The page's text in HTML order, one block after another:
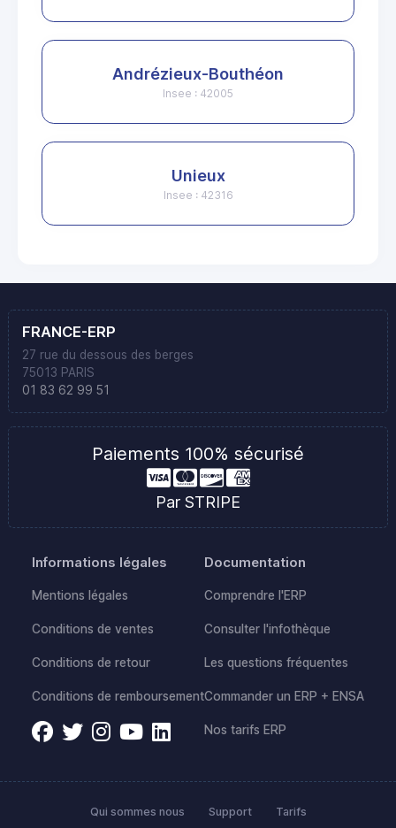
Andrézieux-Bouthéon
Insee : 42005
Unieux
Insee : 42316
FRANCE-ERP
27 rue du dessous des berges
75013 PARIS
01 83 62 99 51
Paiements 100% sécurisé
Par STRIPE
Informations légales
Mentions légales
Conditions de ventes
Conditions de retour
Conditions de remboursement
Documentation
Comprendre l'ERP
Consulter l'infothèque
Les questions fréquentes
Commander un ERP + ENSA
Nos tarifs ERP
Qui sommes nous Support Tarifs